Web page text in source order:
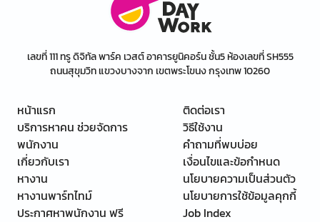
เลขที่ 111 ทรู ดิจิทัล พาร์ค เวสต์ อาคารยูนิคอร์น ชั้น5 ห้องเลขที่ SH555
ถนนสุขุมวิท แขวงบางจาก เขตพระโขนง กรุงเทพ 10260
หน้าแรก
บริการหาคน ช่วยจัดการ
พนักงาน
เกี่ยวกับเรา
หางาน
หางานพาร์ทไทม์
ประกาศหาพนักงาน ฟรี
ติดต่อเรา
วิธีใช้งาน
คำถามที่พบบ่อย
เงื่อนไขและข้อกำหนด
นโยบายความเป็นส่วนตัว
นโยบายการใช้ข้อมูลคุกกี้
Job Index